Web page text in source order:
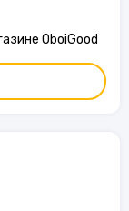
OboiGood